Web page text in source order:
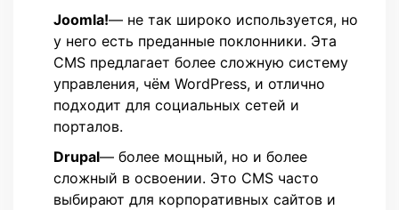
Joomla!— не так широко используется, но
у него есть преданные поклонники. Эта
CMS предлагает более сложную систему
управления, чём WordPress, и отлично
подходит для социальных сетей и
порталов.
Drupal— более мощный, но и более
сложный в освоении. Это CMS часто
выбирают для корпоративных сайтов и